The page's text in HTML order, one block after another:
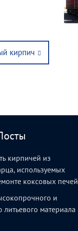
кирпич
кирпичей из
используемых
коксовых печей
и
литьевого материала